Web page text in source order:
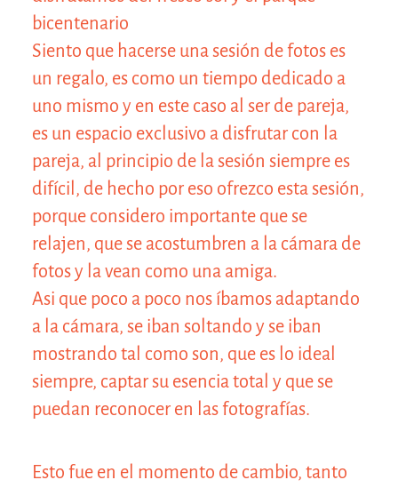
bicentenario
Siento que hacerse una sesión de fotos es
un regalo, es como un tiempo dedicado a
uno mismo y en este caso al ser de pareja,
es un espacio exclusivo a disfrutar con la
pareja, al principio de la sesión siempre es
difícil, de hecho por eso ofrezco esta sesión,
porque considero importante que se
relajen, que se acostumbren a la cámara de
fotos y la vean como una amiga.
Asi que poco a poco nos íbamos adaptando
a la cámara, se iban soltando y se iban
mostrando tal como son, que es lo ideal
siempre, captar su esencia total y que se
puedan reconocer en las fotografías.
Esto fue en el momento de cambio, tanto